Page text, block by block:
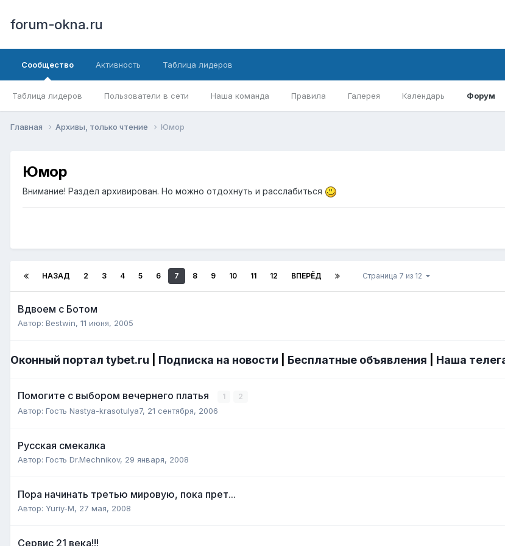
forum-okna.ru
Сообщество
Таблица лидеров Пользователи в сети Наша команда Правила Галерея Календарь Форум
Активность Таблица лидеров
Главная Архивы, только чтение Юмор
Юмор
Внимание! Раздел архивирован. Но можно отдохнуть и расслабиться
НАЗАД 2 3 4 5 6 7 8 9 10 11 12 ВПЕРЁД Страница 7 из 12
Вдвоем с Ботом
Автор: Bestwin, 11 июня, 2005
Оконный портал tybet.ru Подписка на новости Бесплатные объявления Наша
Помогите с выбором вечернего платья 1 2
Автор: Гость Nastya-krasotulya7, 21 сентября, 2006
Русская смекалка
Автор: Гость Dr.Mechnikov, 29 января, 2008
Пора начинать третью мировую, пока прет...
Автор: Yuriy-M, 27 мая, 2008
Сервис 21 века!!!